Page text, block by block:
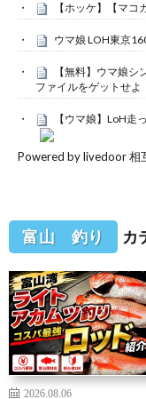
【ホッケ】【マ
ウマ娘 LOH東京
【無料】ウマ娘
ファイルをゲットせよ
【ウマ娘】LoH走
Powered by livedoor 相
富山 釣り カ
2026.08.06